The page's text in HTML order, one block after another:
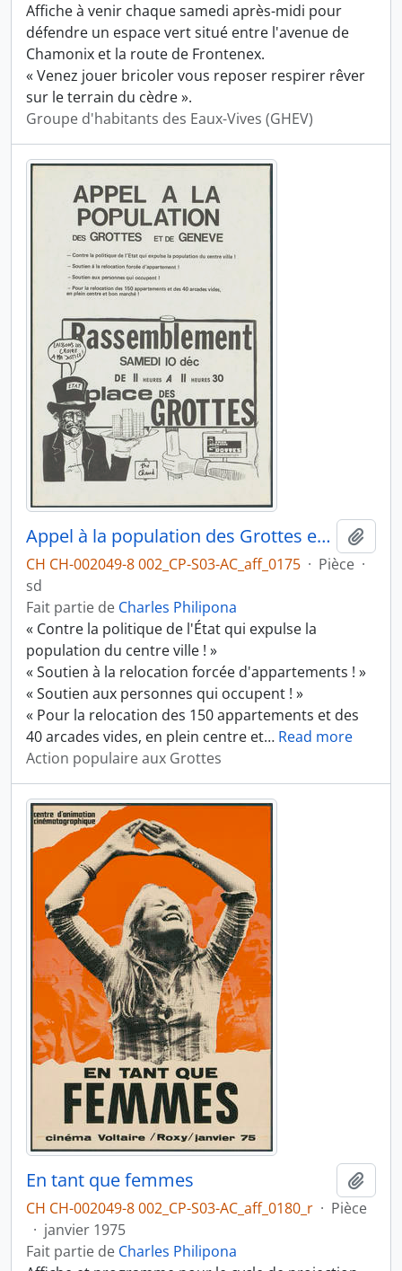
Affiche à venir chaque samedi après-midi pour
défendre un espace vert situé entre l'avenue de
Chamonix et la route de Frontenex.
« Venez jouer bricoler vous reposer respirer rêver
sur le terrain du cèdre ».
Groupe d'habitants des Eaux-Vives (GHEV)
Appel à la population des Grottes et de Genève
CH CH-002049-8 002_CP-S03-AC_aff_0175 · Pièce ·
sd
Fait partie de Charles Philipona
« Contre la politique de l'État qui expulse la
population du centre ville ! »
« Soutien à la relocation forcée d'appartements ! »
« Soutien aux personnes qui occupent ! »
« Pour la relocation des 150 appartements et des
40 arcades vides, en plein centre et… Read more
Action populaire aux Grottes
En tant que femmes
CH CH-002049-8 002_CP-S03-AC_aff_0180_r · Pièce
· janvier 1975
Fait partie de Charles Philipona